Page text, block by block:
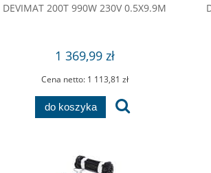
DEVIMAT 200T 990W 230V 0.5X9.9M
1 369,99 zł
Cena netto: 1 113,81 zł
do koszyka